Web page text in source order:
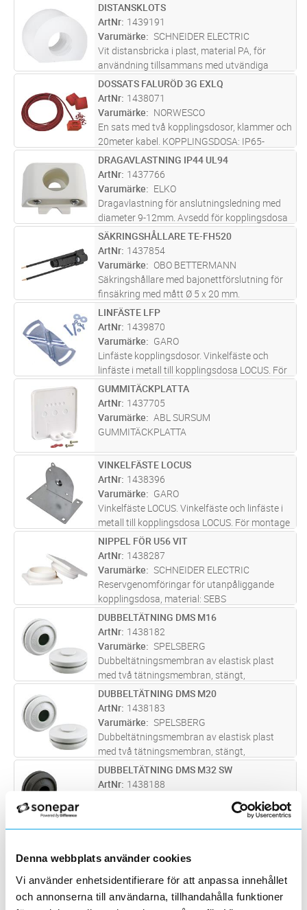
Denna webbplats använder cookies
Vi använder enhetsidentifierare för att anpassa innehållet
och annonserna till användarna, tillhandahålla funktioner
ST Lägg i kundvagn
DISTANSKLOTS
ArtNr 1439191
Varumärke
SCHNEIDER ELECTRIC
Vit distansbricka i plast, material PA, för
användning tillsammans med utvändiga
kopplingsdosor
ST Lägg i kundvagn
DOSSATS FALURÖD 3G EXLQ
ArtNr 1438071
Varumärke
NORWESCO
En sats med två kopplingsdosor, klammer och
20meter kabel. KOPPLINGSDOSA: IP65-
klassad kopplingsdosa i en klassisk röd kulör
(RAL3009) kallad Faluröd. Den har tre
integrerade införingsnipplar per sid
ST Lägg i kundvagn
DRAGAVLASTNING IP44 UL94
ArtNr 1437766
Varumärke
ELKO
Dragavlastning för anslutningsledning med
diameter 9-12mm. Avsedd för kopplingsdosa
E14 377 60 & 62 och strömställare E18 894
06 & 21. Klarar brandkraven enligt UL94. Mått:
LxBxH 44x26x25mm. RAL9010,...läs mer
ST Lägg i kundvagn
SÄKRINGSHÅLLARE TE-FH520
ArtNr 1437854
Varumärke
OBO BETTERMANN
Säkringshållare med bajonettförslutning för
finsäkring med mått Ø 5 x 20 mm.
Funktionsgaranterade anslutningsledare med
nominellt tvärsnitt 2,5 mm², avisolerade vid
leverans. För montering på en av d
ST Lägg i kundvagn
LINFÄSTE LFP
ArtNr 1439870
Varumärke
GARO
Linfäste kopplingsdosor. Vinkelfäste och
linfäste i metall till kopplingsdosa LOCUS. För
montage mot tak används endast JBL-AB, för
linmontage ska även linfäste VDFA användas.
JFB-AB har ett integrer...läs mer
ST Lägg i kundvagn
GUMMITÄCKPLATTA
ArtNr 1437705
Varumärke
ABL SURSUM
GUMMITÄCKPLATTA
ST Lägg i kundvagn
VINKELFÄSTE LOCUS
ArtNr 1438396
Varumärke
GARO
Vinkelfäste LOCUS. Vinkelfäste och linfäste i
metall till kopplingsdosa LOCUS. För montage
mot tak används endast JBL-AB, för
linmontage ska även linfäste VDFA användas.
JFB-AB har ett integrerat fäs...läs mer
ST Lägg i kundvagn
NIPPEL FÖR U56 VIT
ArtNr 1438287
Varumärke
SCHNEIDER ELECTRIC
Reservgenomföringar för utanpåliggande
kopplingsdosa, material: SEBS
ST Lägg i kundvagn
DUBBELTÄTNING DMS M16
ArtNr 1438182
Varumärke
SPELSBERG
Dubbeltätningsmembran av elastisk plast
med två tätningsmembran, stängt,
Skyddsklass IP66,
ST Lägg i kundvagn
DUBBELTÄTNING DMS M20
ArtNr 1438183
Varumärke
SPELSBERG
Dubbeltätningsmembran av elastisk plast
med två tätningsmembran, stängt,
Skyddsklass IP66,
ST Lägg i kundvagn
DUBBELTÄTNING DMS M32 SW
ArtNr 1438188
Dubbeltätningsmembran av elastisk plast
med två tätningsmembran, stängt,
ArtNr 1438689
Varumärke
ABB
Anslutningslock, för kablar upp till 10mm
diameter.För anslutning av ledningar upp till 5